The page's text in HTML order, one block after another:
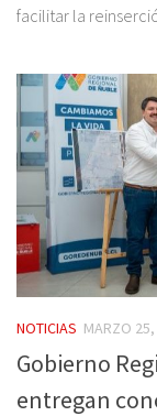
facilitar la
NOTICIAS MARZO
Gobierno
entregan